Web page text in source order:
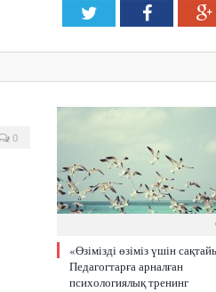
Twitter
0
«Өзімізді өзіміз үшін
Педагогтарға арналған
психологиялық тренинг